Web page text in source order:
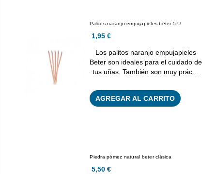
Palitos naranjo empujapieles beter 5 U
1,95 €
Los palitos naranjo empujapieles
Beter son ideales para el cuidado de
tus uñas. También son muy prác…
AGREGAR AL CARRITO
Piedra pómez natural beter clásica
5,50 €